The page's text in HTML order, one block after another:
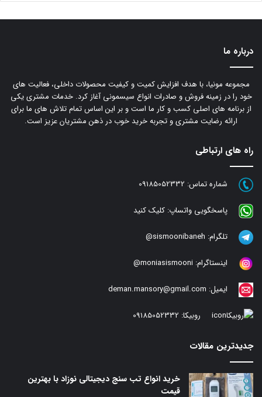
درباره ما
مجموعه مونیا، با هدف افزایش کمیت و کیفیت محصولات داخلی، فعالیت های
خود را در زمینه فروش و صادرات انواع سیسمونی آغاز کرد. خدمات مشتری یکی
از برنامه های اصلی کسب و کار ما است و بر این اساس تمام تلاش های ما برای
ارائه رضایت مشتری و تجربه خرید خوب در ذهن مشتریان عزیز است.
راه های ارتباطی
شماره تماس: 09185052332
پاسخگویی واتساپ: کلیک کنید
تلگرام: sismoonibaneh@
اینستاگرام: moniasismooni@
ایمیل: deman.mansory@gmail.com
روبیکا: 09185052332
جدیدترین مقالات
خرید انواع تب سنج دیجیتالی نوزاد با بهترین
قیمت